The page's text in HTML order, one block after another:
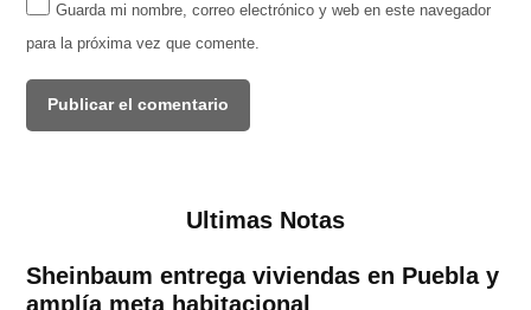
Guarda mi nombre, correo electrónico y web en este navegador
para la próxima vez que comente.
Ultimas Notas
Sheinbaum entrega viviendas en Puebla y
amplía meta habitacional